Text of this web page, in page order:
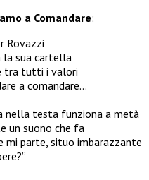
a Comandare:
Rovazzi
la sua cartella
tra tutti i valori
a comandare…
nella testa funziona a metà
un suono che fa
mi parte, situo imbarazzante